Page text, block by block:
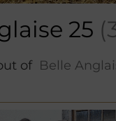
25
of Belle